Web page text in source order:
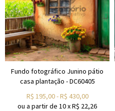
Fundo fotográfico Junino pátio
casa plantação - DC60405
R$ 195,00-R$ 430,00
ou a partir de 10xR$ 22,26